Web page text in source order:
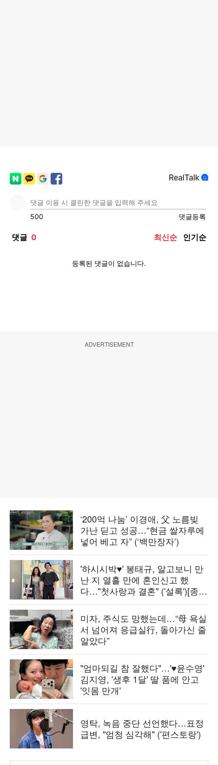
ADVERTISEMENT
‘200억 나눔’ 이경애, 父 노름빚
가난 딛고 성공…“현금 쌀자루에
넣어 베고 자” (‘백만장자’)
'하시시박♥' 봉태규, 알고보니 만
난 지 열흘 만에 혼인신고 했
다…"첫사랑과 결혼" ('설록')[종
합]
미자, 주식도 망했는데…“母 욕실
서 넘어져 응급실行, 돌아가신 줄
알았다”
"엄마되길 참 잘했다"…'♥윤수영'
김지영, '생후 1달' 딸 품에 안고
'잇몸 만개'
영탁, 녹음 중단 선언했다…표정
급변, "엄청 심각해" ('편스토랑')